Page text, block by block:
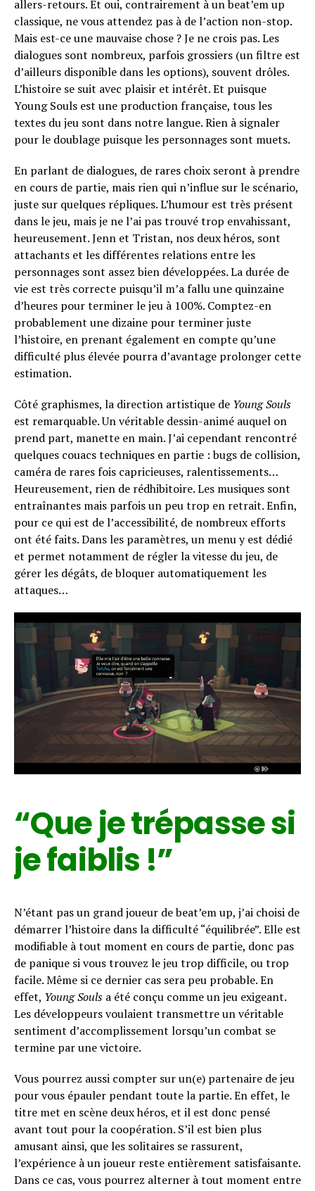
allers-retours. Et oui, contrairement à un beat’em up
classique, ne vous attendez pas à de l’action non-stop.
Mais est-ce une mauvaise chose ? Je ne crois pas. Les
dialogues sont nombreux, parfois grossiers (un filtre est
d’ailleurs disponible dans les options), souvent drôles.
L’histoire se suit avec plaisir et intérêt. Et puisque
Young Souls est une production française, tous les
textes du jeu sont dans notre langue. Rien à signaler
pour le doublage puisque les personnages sont muets.
En parlant de dialogues, de rares choix seront à prendre
en cours de partie, mais rien qui n’influe sur le scénario,
juste sur quelques répliques. L’humour est très présent
dans le jeu, mais je ne l’ai pas trouvé trop envahissant,
heureusement. Jenn et Tristan, nos deux héros, sont
attachants et les différentes relations entre les
personnages sont assez bien développées. La durée de
vie est très correcte puisqu’il m’a fallu une quinzaine
d’heures pour terminer le jeu à 100%. Comptez-en
probablement une dizaine pour terminer juste
l’histoire, en prenant également en compte qu’une
difficulté plus élevée pourra d’avantage prolonger cette
estimation.
Côté graphismes, la direction artistique de Young Souls
est remarquable. Un véritable dessin-animé auquel on
prend part, manette en main. J’ai cependant rencontré
quelques couacs techniques en partie : bugs de collision,
caméra de rares fois capricieuses, ralentissements…
Heureusement, rien de rédhibitoire. Les musiques sont
entraînantes mais parfois un peu trop en retrait. Enfin,
pour ce qui est de l’accessibilité, de nombreux efforts
ont été faits. Dans les paramètres, un menu y est dédié
et permet notamment de régler la vitesse du jeu, de
gérer les dégâts, de bloquer automatiquement les
attaques…
“Que je trépasse si
je faiblis !”
N’étant pas un grand joueur de beat’em up, j’ai choisi de
démarrer l’histoire dans la difficulté “équilibrée”. Elle est
modifiable à tout moment en cours de partie, donc pas
de panique si vous trouvez le jeu trop difficile, ou trop
facile. Même si ce dernier cas sera peu probable. En
effet, Young Souls a été conçu comme un jeu exigeant.
Les développeurs voulaient transmettre un véritable
sentiment d’accomplissement lorsqu’un combat se
termine par une victoire.
Vous pourrez aussi compter sur un(e) partenaire de jeu
pour vous épauler pendant toute la partie. En effet, le
titre met en scène deux héros, et il est donc pensé
avant tout pour la coopération. S’il est bien plus
amusant ainsi, que les solitaires se rassurent,
l’expérience à un joueur reste entièrement satisfaisante.
Dans ce cas, vous pourrez alterner à tout moment entre